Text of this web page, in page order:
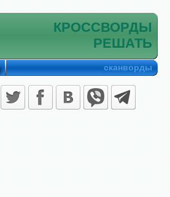
КРОССВОРДЫ
РЕШАТЬ
сканворды